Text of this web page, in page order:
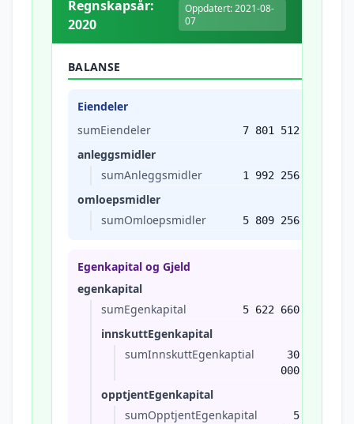
Regnskapsår:
2020
Oppdatert: 2021-08-
07
BALANSE
Eiendeler
sumEiendeler
7 801 512
anleggsmidler
sumAnleggsmidler
1 992 256
omloepsmidler
sumOmloepsmidler
5 809 256
Egenkapital og Gjeld
egenkapital
sumEgenkapital
5 622 660
innskuttEgenkapital
sumInnskuttEgenkaptial
30
000
opptjentEgenkapital
sumOpptjentEgenkapital
5